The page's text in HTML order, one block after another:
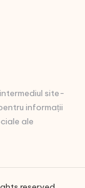
site-
informații
ale